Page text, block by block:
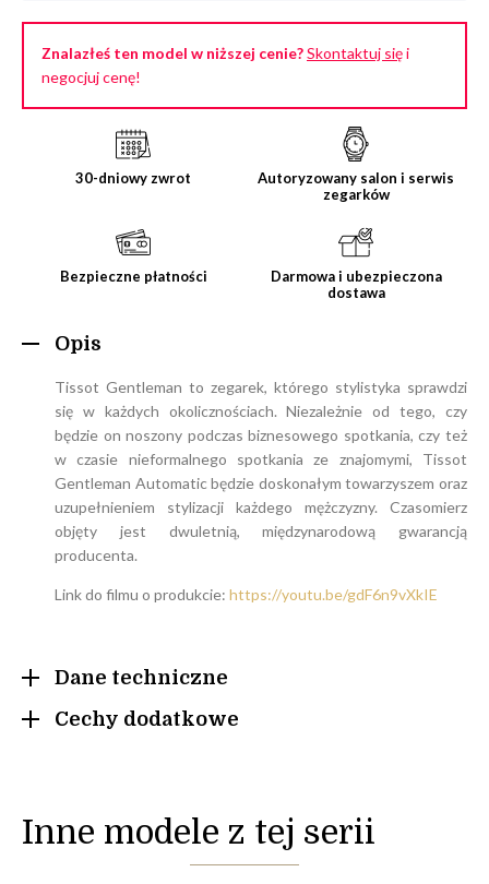
Znalazłeś ten model w niższej cenie?Skontaktuj sięi
negocjuj cenę!
30-dniowy zwrot
Autoryzowany salon i serwis
zegarków
Bezpieczne płatności
Darmowa i ubezpieczona
dostawa
Opis
Tissot Gentleman to zegarek, którego stylistyka sprawdzi
się w każdych okolicznościach. Niezależnie od tego, czy
będzie on noszony podczas biznesowego spotkania, czy też
w czasie nieformalnego spotkania ze znajomymi, Tissot
Gentleman Automatic będzie doskonałym towarzyszem oraz
uzupełnieniem stylizacji każdego mężczyzny. Czasomierz
objęty jest dwuletnią, międzynarodową gwarancją
producenta.
Link do filmu o produkcie: https://youtu.be/gdF6n9vXkIE
Dane techniczne
Cechy dodatkowe
Inne modele z tej serii